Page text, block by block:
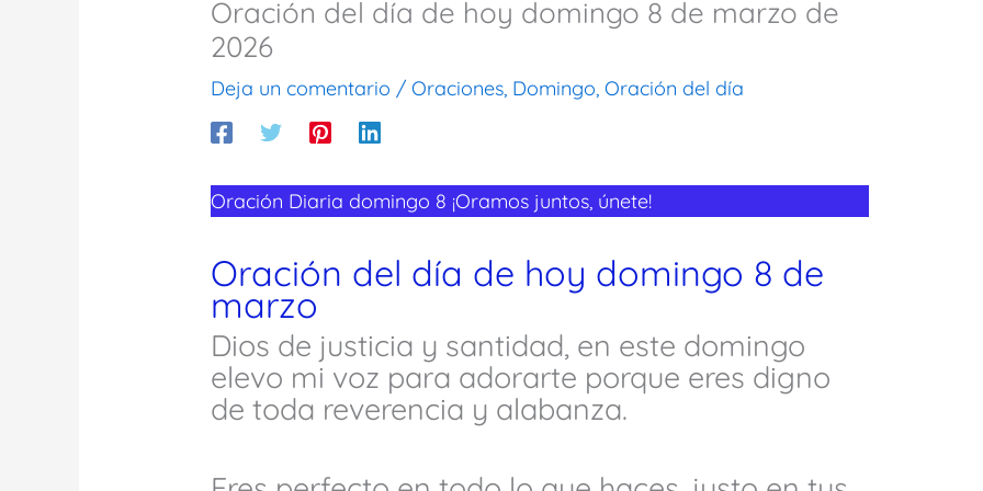
Oración del día de hoy domingo 8 de marzo de
2026
Deja un comentario /Oraciones, Domingo,Oración del día
Oración Diaria domingo 8 ¡Oramos juntos, únete!
Oración del día de hoy domingo 8 de
marzo
Dios de justicia y santidad, en este domingo
elevo mi voz para adorarte porque eres digno
de toda reverencia y alabanza.